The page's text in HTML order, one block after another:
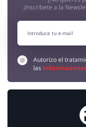
señor 5 / 5
La Mejor tienda de
¡Inscríbete a la
Autorizo el
las